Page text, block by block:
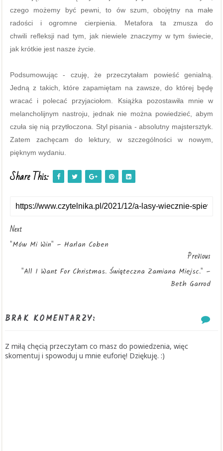
czego możemy być pewni, to ów szum, obojętny na małe
radości i ogromne cierpienia. Metafora ta zmusza do
chwili refleksji nad tym, jak niewiele znaczymy w tym świecie,
jak krótkie jest nasze życie.
Podsumowując - czuję, że przeczytałam powieść genialną.
Jedną z takich, które zapamiętam na zawsze, do której będę
wracać i polecać przyjaciołom. Książka pozostawiła mnie w
melancholijnym nastroju, jednak nie można powiedzieć, abym
czuła się nią przytłoczona. Styl pisania - absolutny majstersztyk.
Zatem zachęcam do lektury, w szczególności w nowym,
pięknym wydaniu.
Share This:
Next
"Mów Mi Win" – Harlan Coben
Previous
"All I Want For Christmas. Świąteczna Zamiana Miejsc." –
Beth Garrod
BRAK KOMENTARZY:
Z miłą chęcią przeczytam co masz do powiedzenia, więc
skomentuj i spowoduj u mnie euforię! Dziękuję. :)